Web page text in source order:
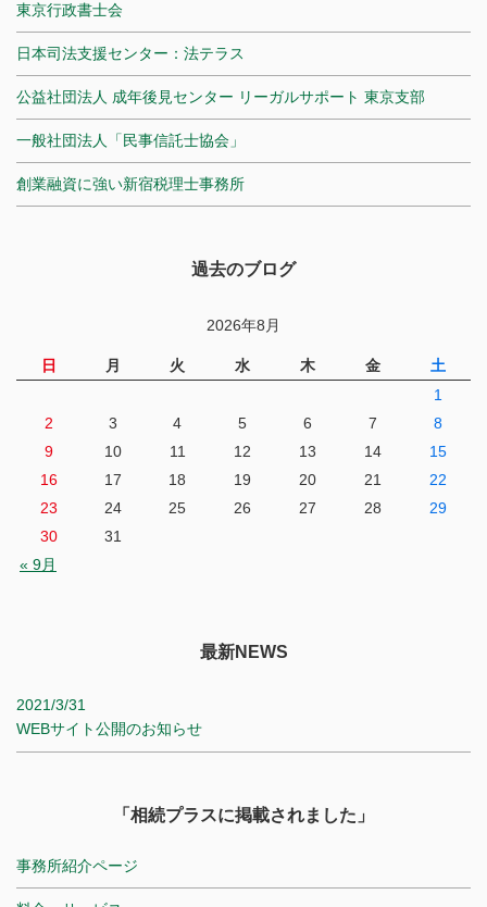
東京行政書士会
日本司法支援センター：法テラス
公益社団法人 成年後見センター リーガルサポート 東京支部
一般社団法人「民事信託士協会」
創業融資に強い新宿税理士事務所
過去のブログ
2026年8月
日 月 火 水 木 金 土
« 9月
1
2
3 4 5 6 7
8
9
10 11 12 13 14
15
16
17 18 19 20 21
22
23
24 25 26 27 28
29
30
31
最新NEWS
2021/3/31
WEBサイト公開のお知らせ
「相続プラスに掲載されました」
事務所紹介ページ